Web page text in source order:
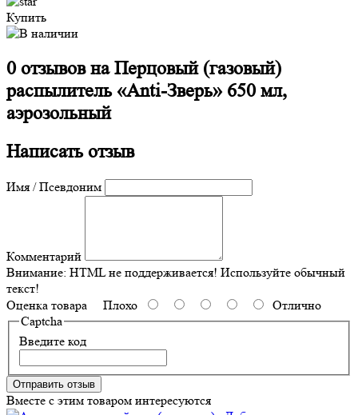
Купить
0 отзывов наПерцовый (газовый)
распылитель «Anti-Зверь» 650 мл,
аэрозольный
Написать отзыв
Имя / Псевдоним
Комментарий
Внимание: HTML не поддерживается! Используйте обычный
текст!
Оценка товара Плохо
Отлично
Captcha
Введите код
Отправить отзыв
Вместе с этим товаром интересуются